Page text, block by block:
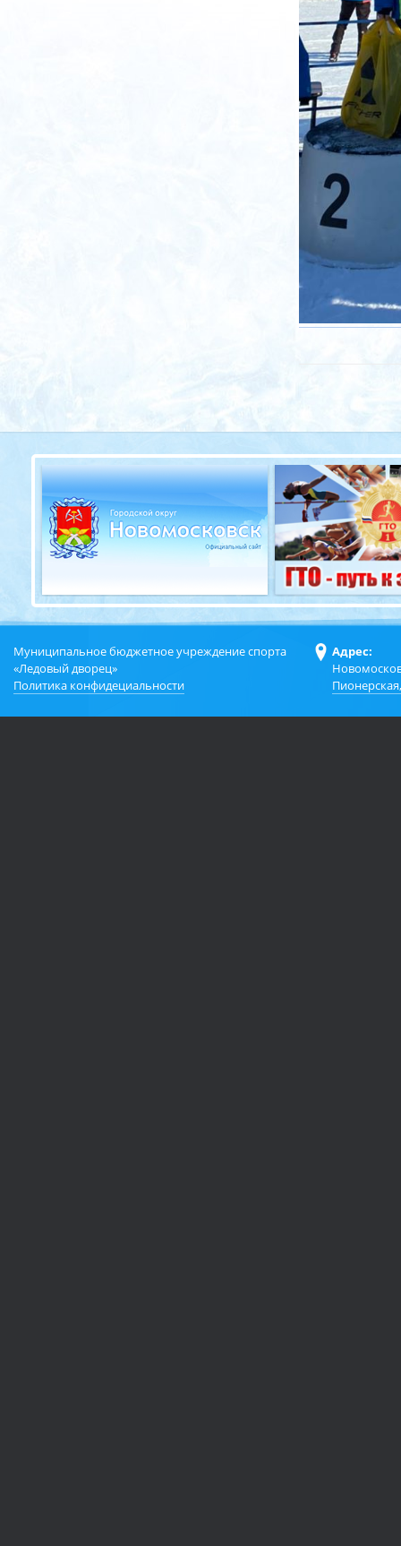
Муниципальное бюджетное учреждение спорта
«Ледовый дворец»
Политика конфидециальности
Адрес: